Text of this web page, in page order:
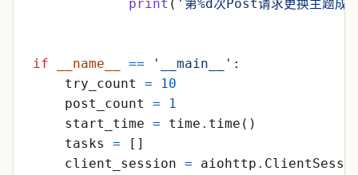
print ( ' 第%d次Post请求更换主题成
if __name__ == ' __main__ ' :
try_count
=
10
post_count
=
1
start_time = time . time ( )
tasks
= [ ]
client_session = aiohttp .